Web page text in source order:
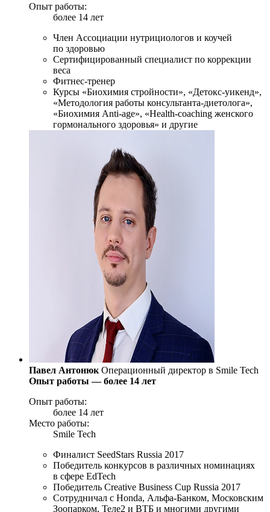
Опыт работы:
более 14 лет
Член Ассоциации нутрициологов и коучей
по здоровью
Сертифицированный специалист по коррекции
веса
Фитнес-тренер
Курсы «Биохимия стройности», «Детокс-уикенд»,
«Методология работы консультанта-диетолога»,
«Биохимия Anti-age», «Health-coaching женского
гормонального здоровья» и другие
Павел Антонюк Операционный директор в Smile Tech
Опыт работы — более 14 лет
Опыт работы:
более 14 лет
Место работы:
Smile Tech
Финалист SeedStars Russia 2017
Победитель конкурсов в различных номинациях
в сфере EdTech
Победитель Creative Business Cup Russia 2017
Сотрудничал с Honda, Альфа-Банком, Московским
Зоопарком, Теле2 и ВТБ и многими другими